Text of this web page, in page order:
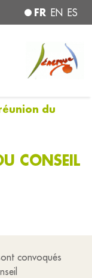
FR EN ES
du
CONSEIL
convoqués